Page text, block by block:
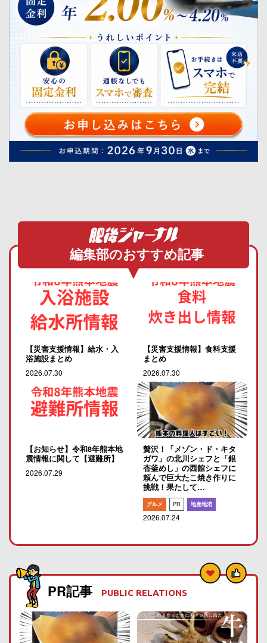
編集部のおすすめ記事
【災害支援情報】給水・入
浴施設まとめ
2026.07.30
【災害支援情報】食料支援
まとめ
2026.07.30
【お知らせ】令和8年熊本地
震情報に関して【避難所】
2026.07.29
贅沢！「メゾン・ド・キタ
ガワ」の北川シェフと「銀
杏釜めし」の西館シェフに
頼んで巨大たこ焼き作りに
挑戦！果たして…
グルメ PR 地産地消
2026.07.24
PR記事 PUBLIC RELATIONS